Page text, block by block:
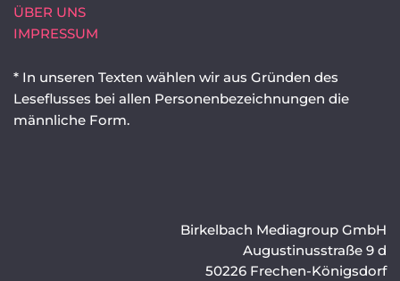
ÜBER UNS
IMPRESSUM
* In unseren Texten wählen wir aus Gründen des
Leseflusses bei allen Personenbezeichnungen die
männliche Form.
Birkelbach Mediagroup GmbH
Augustinusstraße 9 d
50226 Frechen-Königsdorf